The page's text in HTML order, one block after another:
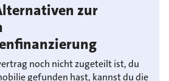
zur
noch nicht zugeteilt ist, du
gefunden hast, kannst du die